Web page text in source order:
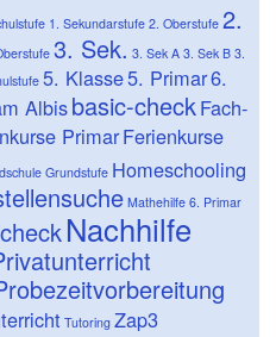
1. Sekundarstufe 2. Oberstufe 2.
3. Sek. 3. Sek A 3. Sek B 3.
5. Klasse5. Primar6.
Albisbasic-checkFach-
PrimarFerienkurse
Grundstufe Homeschooling
Mathehilfe 6. Primar
Nachhilfe
Tutoring Zap3